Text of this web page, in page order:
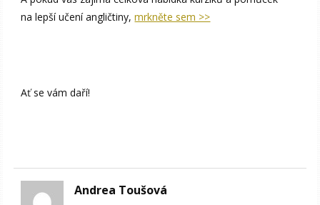
na lepší učení angličtiny,mrkněte sem >>
Ať se vám daří!
Andrea Toušová